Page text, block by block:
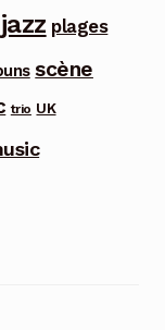
plages
scène
trio UK